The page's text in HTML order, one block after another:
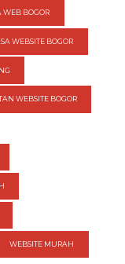
WEB BOGOR
WEBSITE BOGOR
WEBSITE BOGOR
WEBSITE MURAH